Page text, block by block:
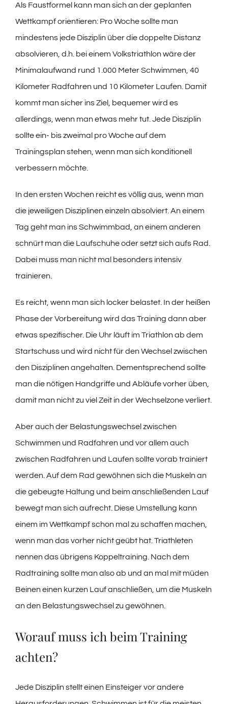
Als Faustformel kann man sich an der geplanten
Wettkampf orientieren: Pro Woche sollte man
mindestens jede Disziplin über die doppelte Distanz
absolvieren, d.h. bei einem Volkstriathlon wäre der
Minimalaufwand rund 1.000 Meter Schwimmen, 40
Kilometer Radfahren und 10 Kilometer Laufen. Damit
kommt man sicher ins Ziel, bequemer wird es
allerdings, wenn man etwas mehr tut. Jede Disziplin
sollte ein- bis zweimal pro Woche auf dem
Trainingsplan stehen, wenn man sich konditionell
verbessern möchte.
In den ersten Wochen reicht es völlig aus, wenn man
die jeweiligen Disziplinen einzeln absolviert. An einem
Tag geht man ins Schwimmbad, an einem anderen
schnürt man die Laufschuhe oder setzt sich aufs Rad.
Dabei muss man nicht mal besonders intensiv
trainieren.
Es reicht, wenn man sich locker belastet. In der heißen
Phase der Vorbereitung wird das Training dann aber
etwas spezifischer. Die Uhr läuft im Triathlon ab dem
Startschuss und wird nicht für den Wechsel zwischen
den Disziplinen angehalten. Dementsprechend sollte
man die nötigen Handgriffe und Abläufe vorher üben,
damit man nicht zu viel Zeit in der Wechselzone verliert.
Aber auch der Belastungswechsel zwischen
Schwimmen und Radfahren und vor allem auch
zwischen Radfahren und Laufen sollte vorab trainiert
werden. Auf dem Rad gewöhnen sich die Muskeln an
die gebeugte Haltung und beim anschließenden Lauf
bewegt man sich aufrecht. Diese Umstellung kann
einem im Wettkampf schon mal zu schaffen machen,
wenn man das vorher nicht geübt hat. Triathleten
nennen das übrigens Koppeltraining. Nach dem
Radtraining sollte man also ab und an mal mit müden
Beinen einen kurzen Lauf anschließen, um die Muskeln
an den Belastungswechsel zu gewöhnen.
Worauf muss ich beim Training
achten?
Jede Disziplin stellt einen Einsteiger vor andere